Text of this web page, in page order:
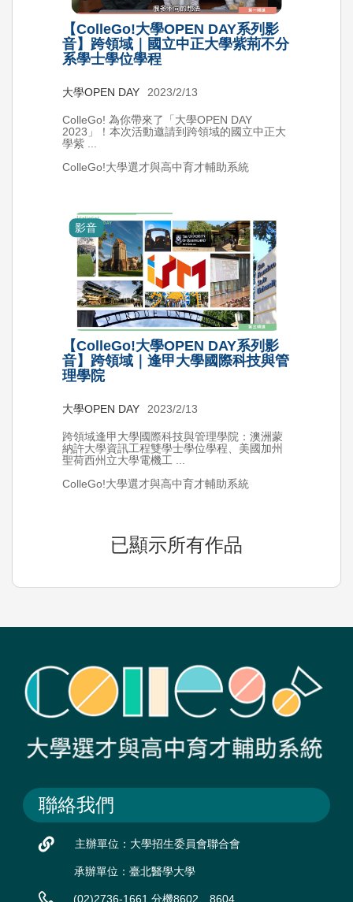
【ColleGo!大學OPEN DAY系列影
音】跨領域｜國立中正大學紫荊不分
系學士學位學程
大學OPEN DAY 2023/2/13
ColleGo! 為你帶來了「大學OPEN DAY
2023」！本次活動邀請到跨領域的國立中正大
學紫 ...
ColleGo!大學選才與高中育才輔助系統
影音
【ColleGo!大學OPEN DAY系列影
音】跨領域｜逢甲大學國際科技與管
理學院
大學OPEN DAY 2023/2/13
跨領域逢甲大學國際科技與管理學院：澳洲蒙
納許大學資訊工程雙學士學位學程、美國加州
聖荷西州立大學電機工 ...
ColleGo!大學選才與高中育才輔助系統
已顯示所有作品
聯絡我們
主辦單位：大學招生委員會聯合會
承辦單位：臺北醫學大學
(02)2736-1661 分機8602、8604